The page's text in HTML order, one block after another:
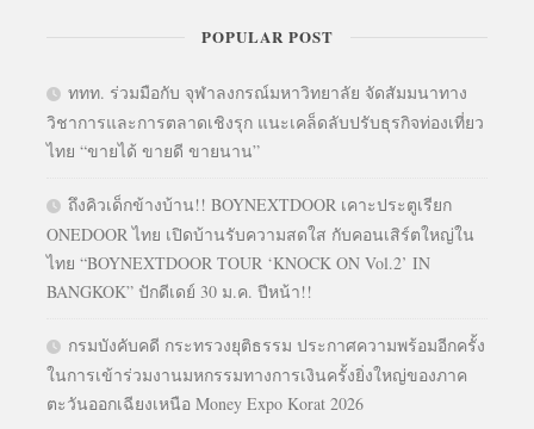
POPULAR POST
ททท. ร่วมมือกับ จุฬาลงกรณ์มหาวิทยาลัย จัดสัมมนาทาง
วิชาการและการตลาดเชิงรุก แนะเคล็ดลับปรับธุรกิจท่องเที่ยว
ไทย “ขายได้ ขายดี ขายนาน”
ถึงคิวเด็กข้างบ้าน!! BOYNEXTDOOR เคาะประตูเรียก
ONEDOOR ไทย เปิดบ้านรับความสดใส กับคอนเสิร์ตใหญ่ใน
ไทย “BOYNEXTDOOR TOUR ‘KNOCK ON Vol.2’ IN
BANGKOK” ปักดีเดย์ 30 ม.ค. ปีหน้า!!
กรมบังคับคดี กระทรวงยุติธรรม ประกาศความพร้อมอีกครั้ง
ในการเข้าร่วมงานมหกรรมทางการเงินครั้งยิ่งใหญ่ของภาค
ตะวันออกเฉียงเหนือ Money Expo Korat 2026